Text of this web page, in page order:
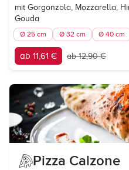
mit Gorgonzola, Mozzarella,
Gouda
Ø 25 cm Ø 32 cm Ø 40 cm
ab 11,61 € ab 12,90 €
Pizza Calzone